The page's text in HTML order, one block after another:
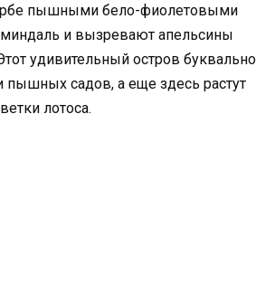
пышными бело-фиолетовыми
и вызревают апельсины
удивительный остров буквально
пышных садов, а еще здесь растут
лотоса.